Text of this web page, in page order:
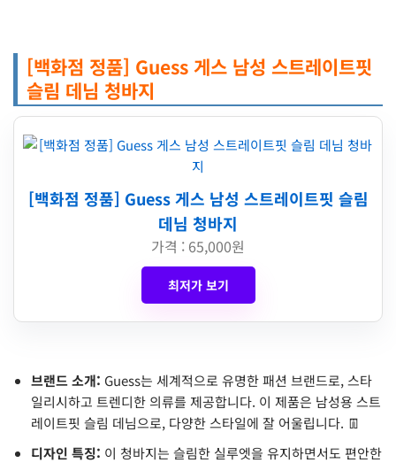
[백화점 정품] Guess 게스 남성 스트레이트핏
슬림 데님 청바지
[백화점 정품] Guess 게스 남성 스트레이트핏 슬림
데님 청바지
가격 : 65,000원
최저가 보기
브랜드 소개: Guess는 세계적으로 유명한 패션 브랜드로, 스타
일리시하고 트렌디한 의류를 제공합니다. 이 제품은 남성용 스트
레이트핏 슬림 데님으로, 다양한 스타일에 잘 어울립니다. 👖
디자인 특징: 이 청바지는 슬림한 실루엣을 유지하면서도 편안한